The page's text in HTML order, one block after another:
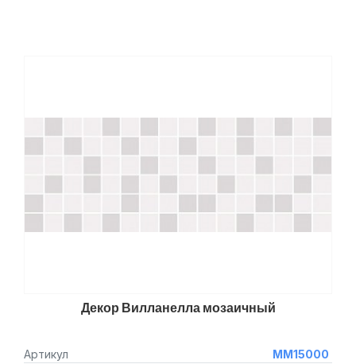
Декор Вилланелла мозаичный
Артикул
MM15000